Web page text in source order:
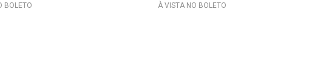
BOLETO À VISTA NO BOLETO